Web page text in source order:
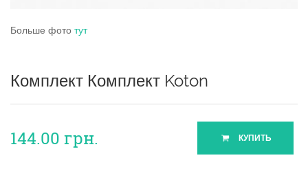
Больше фото тут
Комплект Комплект Koton
144.00 грн. КУПИТЬ